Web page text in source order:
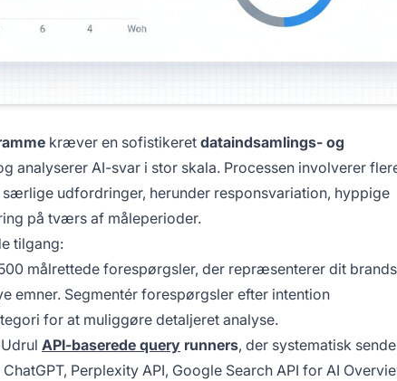
kræver en sofistikeret dataindsamlings- og
analyserer AI-svar i stor skala. Processen involverer
udfordringer, herunder responsvariation, hyppige
på tværs af måleperioder.
tilgang:
målrettede forespørgsler, der repræsenterer dit brands
emner. Segmentér forespørgsler efter intention
for at muliggøre detaljeret analyse.
API-baserede query runners, der systematisk
Perplexity API, Google Search API for AI